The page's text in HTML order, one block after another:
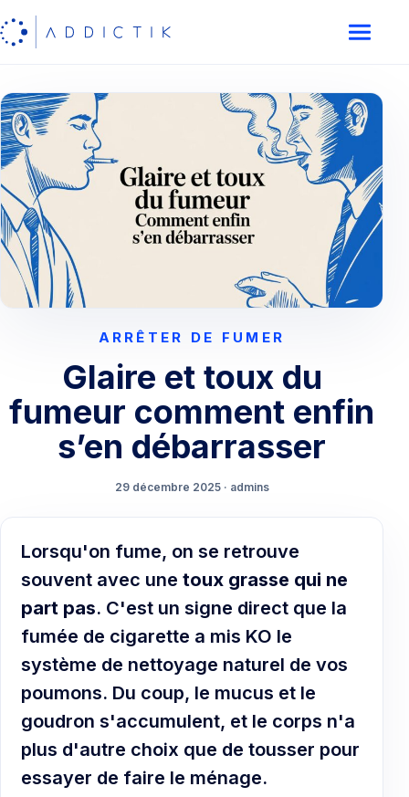
ARRÊTER DE FUMER
Glaire et toux du
fumeur comment enfin
s’en débarrasser
29 décembre 2025 · admins
Lorsqu'on fume, on se retrouve
souvent avec une toux grasse qui ne
part pas. C'est un signe direct que la
fumée de cigarette a mis KO le
système de nettoyage naturel de vos
poumons. Du coup, le mucus et le
goudron s'accumulent, et le corps n'a
plus d'autre choix que de tousser pour
essayer de faire le ménage.